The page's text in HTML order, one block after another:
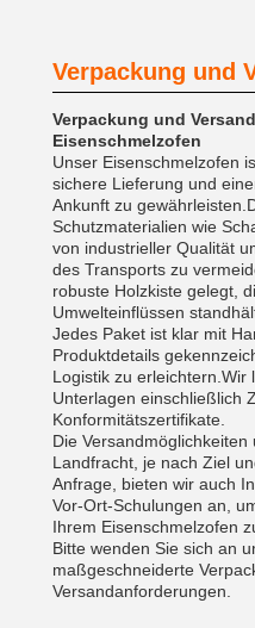
Verpackung und
Verpackung und
Eisenschmelzofen
Unser Eisenschmelzofen
sichere Lieferung und
Ankunft zu
Schutzmaterialien wie
von industrieller Qualität
des Transports zu
robuste Holzkiste gelegt,
Umwelteinflüssen
Jedes Paket ist klar mit
Produktdetails
Logistik zu erleichtern.Wir
Unterlagen einschließlich
Konformitätszertifikate.
Die
Landfracht, je nach Ziel
Anfrage, bieten wir auch
Vor-Ort-Schulungen an,
Ihrem Eisenschmelzofen
Bitte wenden Sie sich an
maßgeschneiderte
Versandanforderungen.